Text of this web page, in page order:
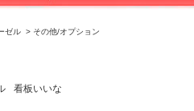
ゼル > その他/オプション
看板いいな